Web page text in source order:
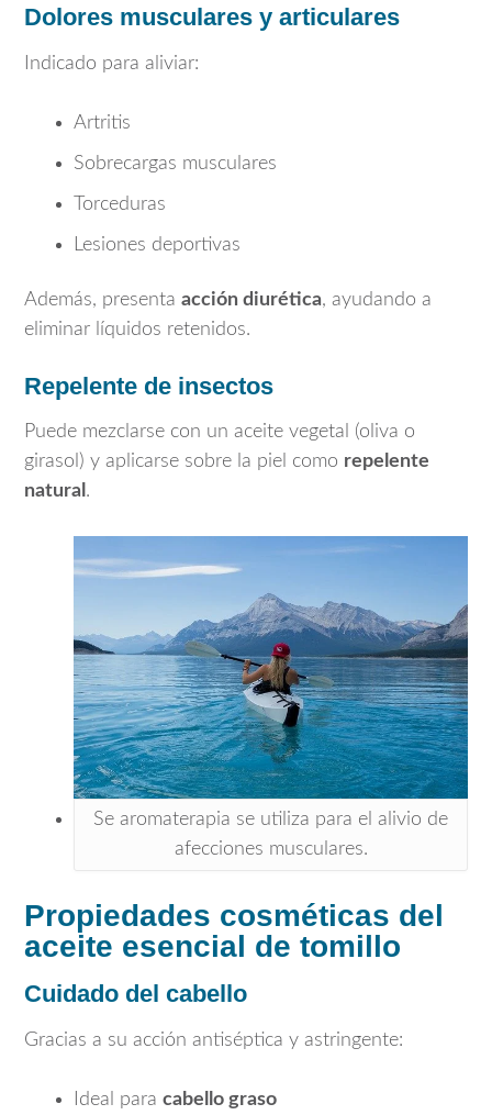
Dolores musculares y articulares
Indicado para aliviar:
Artritis
Sobrecargas musculares
Torceduras
Lesiones deportivas
Además, presenta acción diurética, ayudando a
eliminar líquidos retenidos.
Repelente de insectos
Puede mezclarse con un aceite vegetal (oliva o
girasol) y aplicarse sobre la piel como repelente
natural .
Se aromaterapia se utiliza para el alivio de
afecciones musculares.
Propiedades cosméticas del
aceite esencial de tomillo
Cuidado del cabello
Gracias a su acción antiséptica y astringente:
Ideal para cabello graso